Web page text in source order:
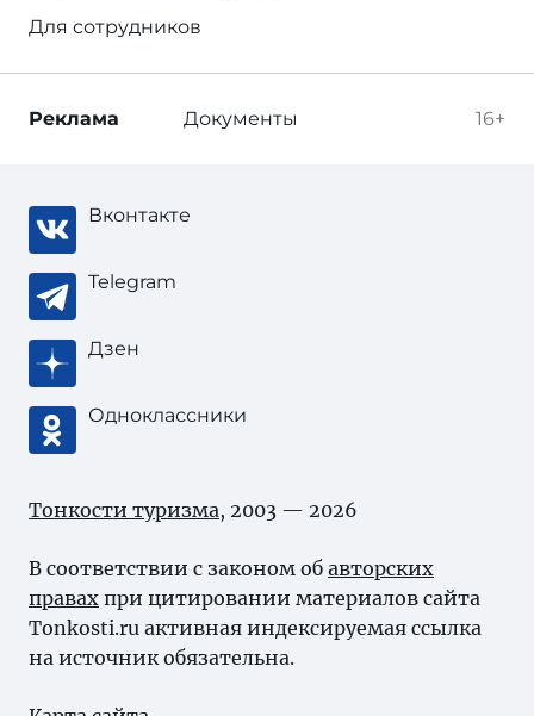
Для сотрудников
16+
Реклама Документы
Вконтакте
Telegram
Дзен
Одноклассники
Тонкости туризма, 2003 — 2026
В соответствии с законом об авторских
правах при цитировании материалов сайта
Tonkosti.ru активная индексируемая ссылка
на источник обязательна.